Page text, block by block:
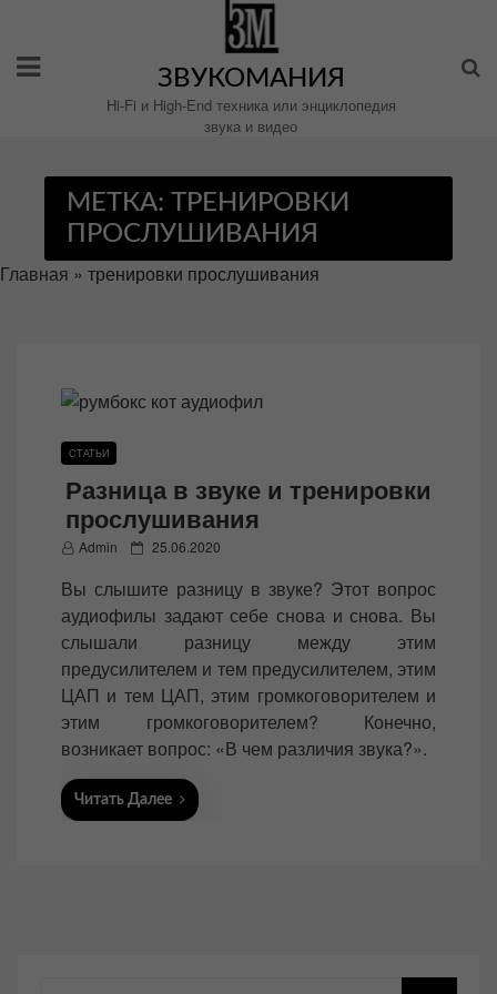
содержимому
ЗВУКОМАНИЯ
Hi-Fi и High-End техника или энциклопедия
звука и видео
МЕТКА: ТРЕНИРОВКИ
ПРОСЛУШИВАНИЯ
Главная » тренировки прослушивания
СТАТЬИ
Разница в звуке и тренировки
прослушивания
Admin
P
s
t
d
o
n
25.06.2020
Вы слышите разницу в звуке? Этот вопрос
аудиофилы задают себе снова и снова. Вы
слышали разницу между этим
предусилителем и тем предусилителем, этим
ЦАП и тем ЦАП, этим громкоговорителем и
этим громкоговорителем? Конечно,
возникает вопрос: «В чем различия звука?».
Читать Далее